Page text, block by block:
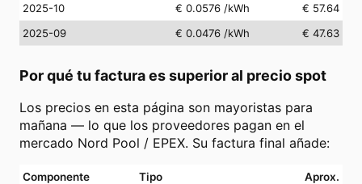
2025-10
€ 0.0576 /kWh
€ 57.64
2025-09
€ 0.0476 /kWh € 47.63
Por qué tu factura es superior al precio spot
Los precios en esta página son mayoristas para
mañana — lo que los proveedores pagan en el
mercado Nord Pool / EPEX. Su factura final añade:
Componente Tipo Aprox.